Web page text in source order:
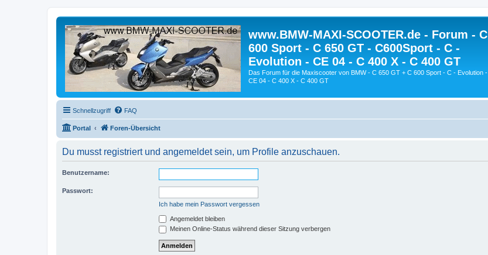
www.BMW-MAXI-SCOOTER.de - Forum - C
600 Sport - C 650 GT - C600Sport - C -
Evolution - CE 04 - C 400 X - C 400 GT
Das Forum für die Maxiscooter von BMW - C 650 GT + C 600 Sport - C - Evolution -
CE 04 - C 400 X - C 400 GT
Schnellzugriff FAQ
Portal Foren-Übersicht
Du musst registriert und angemeldet sein, um Profile anzuschauen.
Benutzername:
Passwort:
Ich habe mein Passwort vergessen
Angemeldet bleiben
Meinen Online-Status während dieser Sitzung verbergen